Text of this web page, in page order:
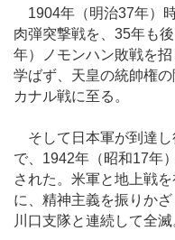
1904年（明治37年）
肉弾突撃戦を、35年も
年）ノモンハン敗戦を
学ばず、天皇の統帥権
カナル戦に至る。
そして日本軍が到達し
で、1942年（昭和17年
された。米軍と地上戦
に、精神主義を振りか
川口支隊と連続して全滅